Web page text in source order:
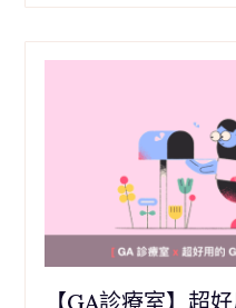
【GA診療室】超